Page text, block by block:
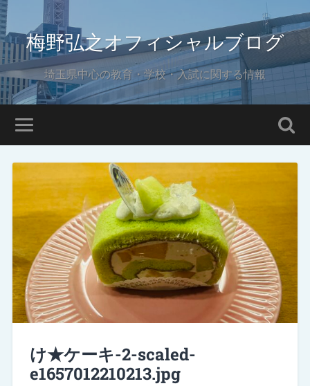
梅野弘之オフィシャルブログ
埼玉県中心の教育・学校・入試に関する情報
け★ケーキ-2-scaled-
e1657012210213.jpg